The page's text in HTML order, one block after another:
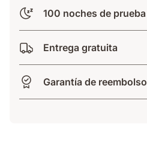
100 noches de prueba
Entrega gratuita
Garantía de reembolso